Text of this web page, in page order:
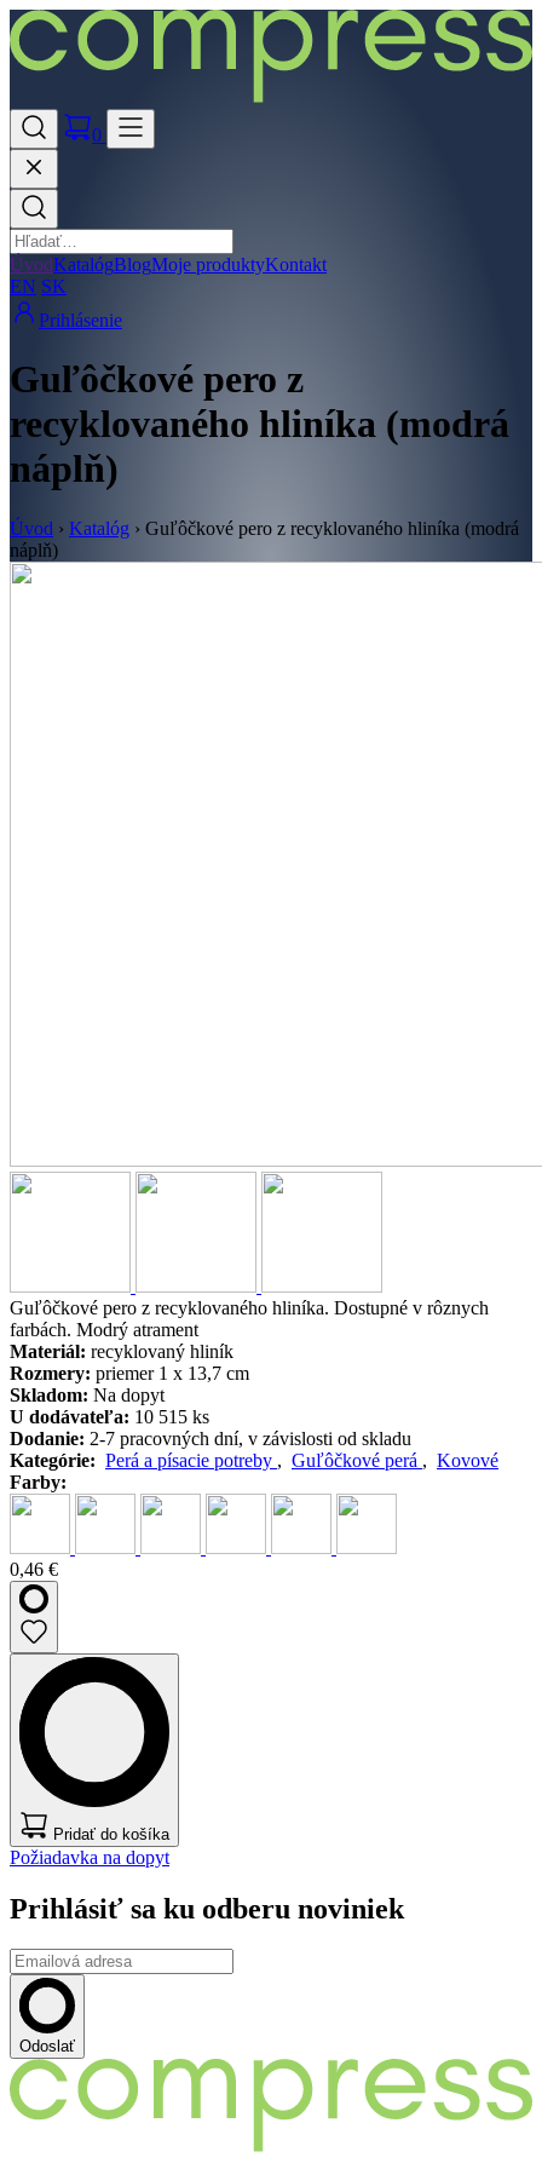
0
ÚvodKatalógBlogMoje produktyKontakt
EN SK
Prihlásenie
Guľôčkové pero z
recyklovaného hliníka (modrá
náplň)
Úvod › Katalóg › Guľôčkové pero z recyklovaného hliníka (modrá
náplň)
Guľôčkové pero z recyklovaného hliníka. Dostupné v rôznych
farbách. Modrý atrament
Materiál: recyklovaný hliník
Rozmery: priemer 1 x 13,7 cm
Skladom: Na dopyt
U dodávateľa: 10 515 ks
Dodanie: 2-7 pracovných dní, v závislosti od skladu
Kategórie: Perá a písacie potreby , Guľôčkové perá , Kovové
Farby:
0,46 €
Pridať do košíka
Požiadavka na dopyt
Prihlásiť sa ku odberu noviniek
Odoslať